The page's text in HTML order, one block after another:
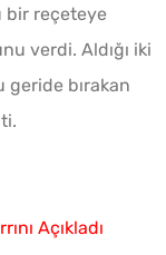
bir reçeteye
verdi. Aldığı iki
geride bırakan
Açıkladı